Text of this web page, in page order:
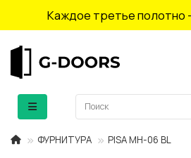
Каждое третье полотно
ФУРНИТУРА PISA MH-06 BL